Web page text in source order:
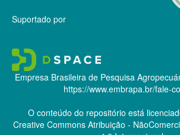
Suportado por
Empresa Brasileira de Pesquisa
https://www.embrapa.br/fale-
O conteúdo do repositório está
Creative CommonsAtribuição -